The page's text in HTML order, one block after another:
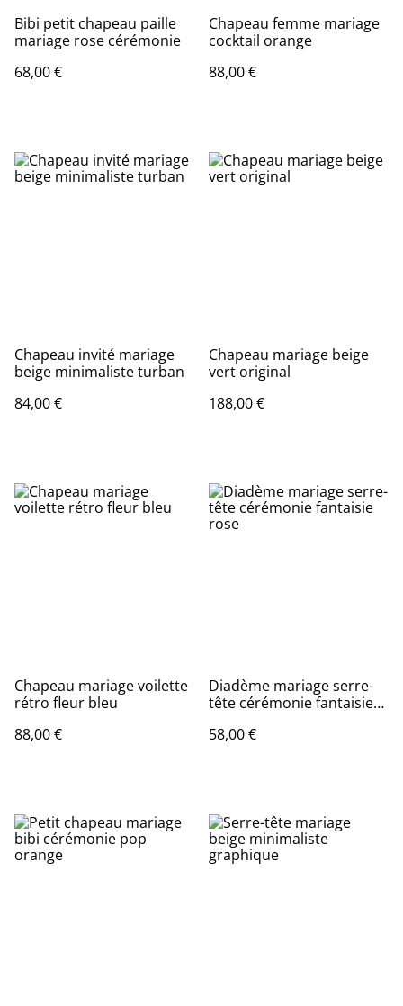
Bibi petit chapeau paille
mariage rose cérémonie
68,00 €
Chapeau femme mariage
cocktail orange
88,00 €
Chapeau invité mariage
beige minimaliste turban
84,00 €
Chapeau mariage beige
vert original
188,00 €
Chapeau mariage voilette
rétro fleur bleu
88,00 €
Diadème mariage serre-
tête cérémonie fantaisie
58,00 €